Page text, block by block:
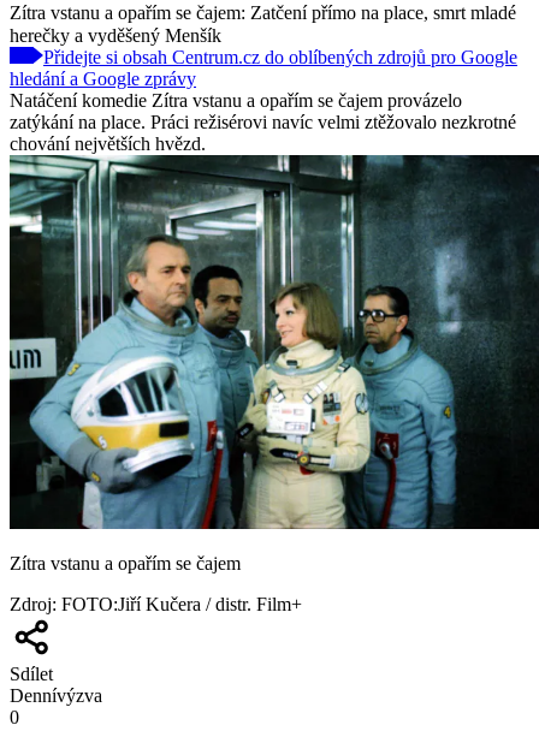
Zítra vstanu a opařím se čajem: Zatčení přímo na place, smrt mladé
herečky a vyděšený Menšík
Přidejte si obsah Centrum.cz do oblíbených zdrojů pro Google
hledání a Google zprávy
Natáčení komedie Zítra vstanu a opařím se čajem provázelo
zatýkání na place. Práci režisérovi navíc velmi ztěžovalo nezkrotné
chování největších hvězd.
Zítra vstanu a opařím se čajem
Zdroj: FOTO:Jiří Kučera / distr. Film+
Sdílet
Dennívýzva
0